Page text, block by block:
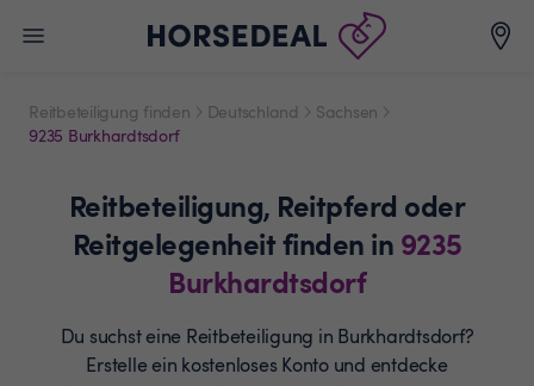
Reitbeteiligung finden Deutschland
Sachsen
9235 Burkhardtsdorf
Reitbeteiligung, Reitpferd oder
Reitgelegenheitfinden in 9235
Burkhardtsdorf
Du suchst eine Reitbeteiligung in Burkhardtsdorf?
Erstelle ein kostenloses Konto und entdecke